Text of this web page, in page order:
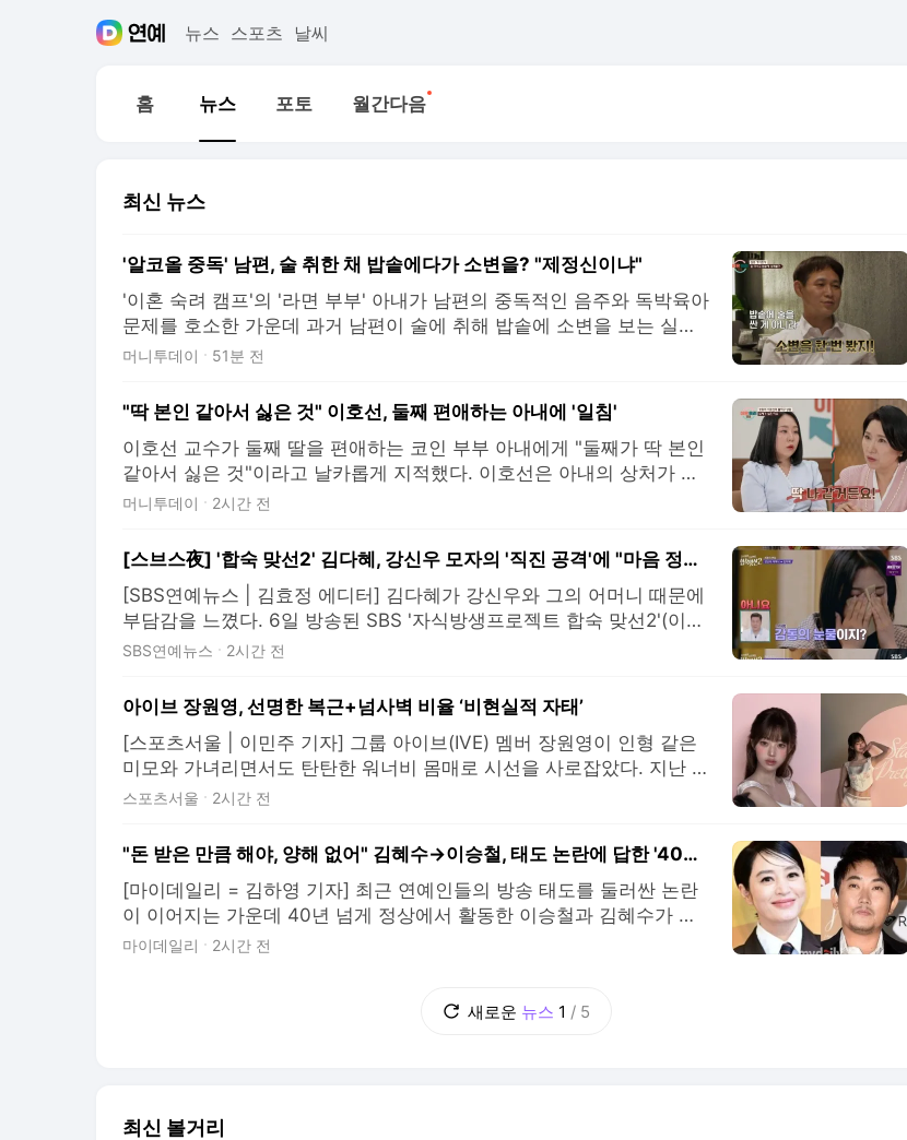
뉴스 스포츠 날씨
홈 뉴스 포토 월간다음
최신 뉴스
'알코올 중독' 남편, 술 취한 채 밥솥에다가 소변을? "제정신이냐"
'이혼 숙려 캠프'의 '라면 부부' 아내가 남편의 중독적인 음주와 독박육아
문제를 호소한 가운데 과거 남편이 술에 취해 밥솥에 소변을 보는 실수
까지 했다고 폭로해 충격을 안겼다. 6일 방영된 JTBC '이혼 숙려 캠프'
중독적인 음주와 대화 부재를 가장 큰 문제로 지적했다. 아내는
머니투데이 51분 전
"딱 본인 같아서 싫은 것" 이호선, 둘째 편애하는 아내에 '일침'
이호선 교수가 둘째 딸을 편애하는 코인 부부 아내에게 "둘째가 딱 본인
같아서 싫은 것"이라고 날카롭게 지적했다. 이호선은 아내의 상처가 둘
째에게 대물림되고 있다며 "내가 받은 학대를 내 딸에게 대물림하지 말
부부'의 아내가 심리 상담 전문가 이호선 교수에게 상담을 받는 모습이
머니투데이 2시간 전
[스브스夜] '합숙 맞선2' 김다혜, 강신우 모자의 '직진 공격'에 "마음 정리한 상태" 솔직 고백
[SBS연예뉴스 | 김효정 에디터] 김다혜가 강신우와 그의 어머니 때문에
부담감을 느꼈다. 6일 방송된 SBS '자식방생프로젝트 합숙 맞선2'(이하
'합숙맞선2')에서는 최종 선택을 앞둔 마지막 날의 모습이 그려졌다. 이
리를 두게 된 이유가 어머니 때문이라는 것. 이에 강신우는 "한 번도
SBS연예뉴스 2시간 전
아이브 장원영, 선명한 복근+넘사벽 비율 ‘비현실적 자태’
[스포츠서울 | 이민주 기자] 그룹 아이브(IVE) 멤버 장원영이 인형 같은
미모와 가녀리면서도 탄탄한 워너비 몸매로 시선을 사로잡았다. 지난 5
일 장원영은 자신의 SNS에 화보 비하인드가 담긴 여러 장의 사진을 공
돋보이는 핑크빛 하트 배경을 뒤로한 채, 입체적인
스포츠서울 2시간 전
"돈 받은 만큼 해야, 양해 없어" 김혜수→이승철, 태도 논란에 답한 '40년차들' [김하영의 이슈해부]
[마이데일리 = 김하영 기자] 최근 연예인들의 방송 태도를 둘러싼 논란
이 이어지는 가운데 40년 넘게 정상에서 활동한 이승철과 김혜수가 각
자의 본업을 대하는 기준을 밝혀 화제를 모으고 있다. 대중과 제작진의
마이데일리 2시간 전
새로운 뉴스 1 / 5
최신 볼거리